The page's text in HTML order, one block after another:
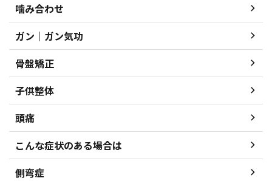
噛み合わせ
ガン｜ガン気功
骨盤矯正
子供整体
頭痛
こんな症状のある場合は
側弯症